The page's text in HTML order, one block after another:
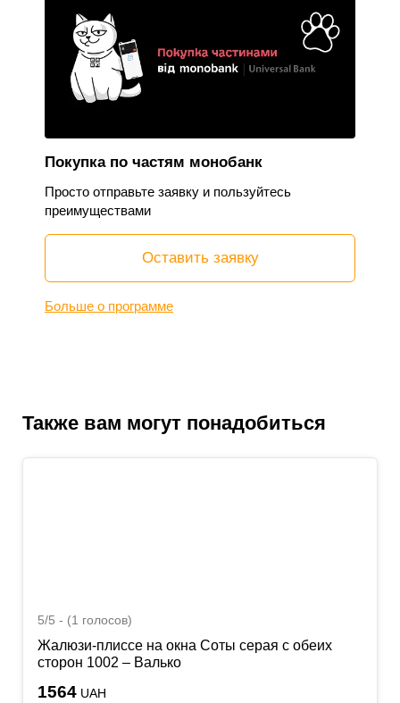
Покупка по частям монобанк
Просто отправьте заявку и пользуйтесь
преимуществами
Оставить заявку
Больше о программе
Также вам могут понадобиться
5/5 - (1 голосов)
Жалюзи-плиссе на окна Соты серая с обеих
сторон 1002 – Валько
1564 UAH